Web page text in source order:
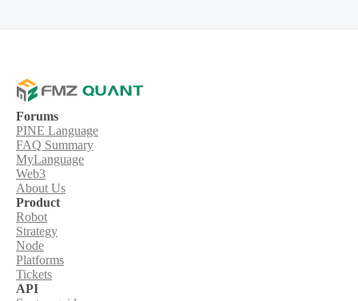
Forums
PINE Language
FAQ Summary
MyLanguage
Web3
About Us
Product
Robot
Strategy
Node
Platforms
Tickets
API